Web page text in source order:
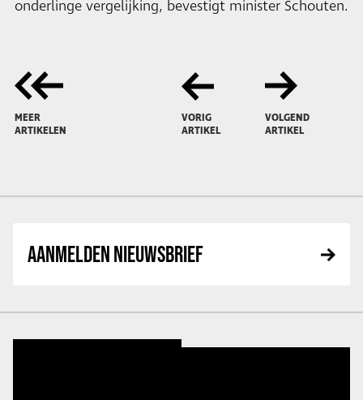
onderlinge vergelijking, bevestigt minister Schouten.
MEER
ARTIKELEN
VORIG
ARTIKEL
VOLGEND
ARTIKEL
AANMELDEN NIEUWSBRIEF